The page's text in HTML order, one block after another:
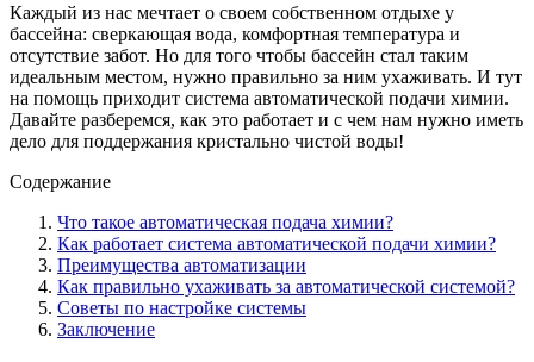
Каждый из нас мечтает о своем собственном отдыхе у
бассейна: сверкающая вода, комфортная температура и
отсутствие забот. Но для того чтобы бассейн стал таким
идеальным местом, нужно правильно за ним ухаживать. И тут
на помощь приходит система автоматической подачи химии.
Давайте разберемся, как это работает и с чем нам нужно иметь
дело для поддержания кристально чистой воды!
Содержание
Что такое автоматическая подача химии?
Как работает система автоматической подачи химии?
Преимущества автоматизации
Как правильно ухаживать за автоматической системой?
Советы по настройке системы
Заключение